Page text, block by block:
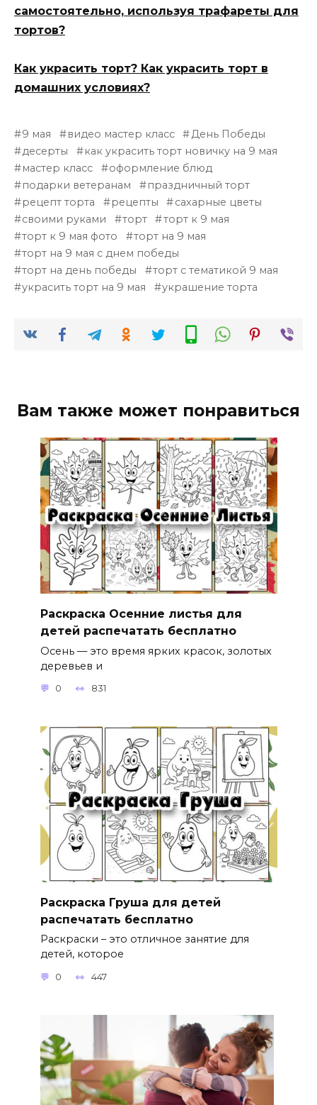
самостоятельно, используя трафареты для
тортов?
Как украсить торт? Как украсить торт в
домашних условиях?
9 мая видео мастер класс
День Победы
десерты
как украсить торт новичку на 9 мая
мастер класс
оформление блюд
подарки ветеранам
праздничный торт
рецепт торта
рецепты
сахарные цветы
своими руками
торт
торт к 9 мая
торт к 9 мая фото
торт на 9 мая
торт на 9 мая с днем победы
торт на день победы
торт с тематикой 9 мая
украсить торт на 9 мая
украшение торта
Вам также может понравиться
Раскраска Осенние листья для
детей распечатать бесплатно
Осень — это время ярких красок, золотых
деревьев и
0 831
Раскраска Груша для детей
распечатать бесплатно
Раскраски – это отличное занятие для
детей, которое
0 447